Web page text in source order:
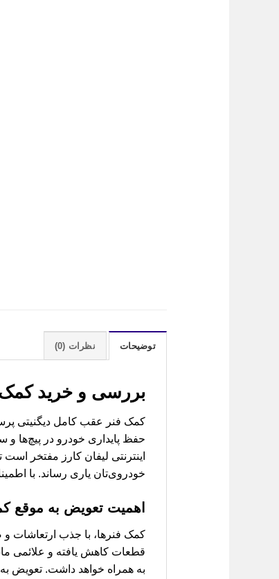
توضیحات نظرات (0)
بررسی و خریدکمک
کمک فنر عقب کامل دیگنیتی
حفظ پایداری خودرو در پیچ‌ها و
اینترنتی لیفان کارز مفتخر است
خودروی‌تان یاری رساند. با
اهمیت تعویض به موقع
کمک فنرها، با جذب ارتعاشات
قطعات کاهش یافته و علائمی
به همراه خواهد داشت. تعویض